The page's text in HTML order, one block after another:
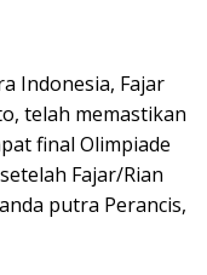
Indonesia, Fajar
telah memastikan
final Olimpiade
Fajar/Rian
putra Perancis,